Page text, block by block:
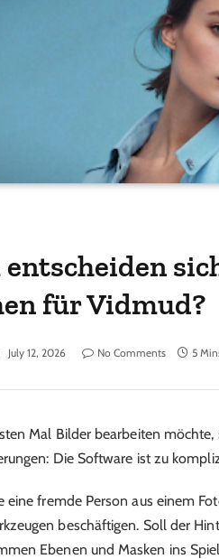
für Vidmud?
July 12, 2026 No Comments 5
Mal Bilder bearbeiten
Die Software ist zu
eine fremde Person aus einem
beschäftigen. Soll der
Ebenen und Masken ins